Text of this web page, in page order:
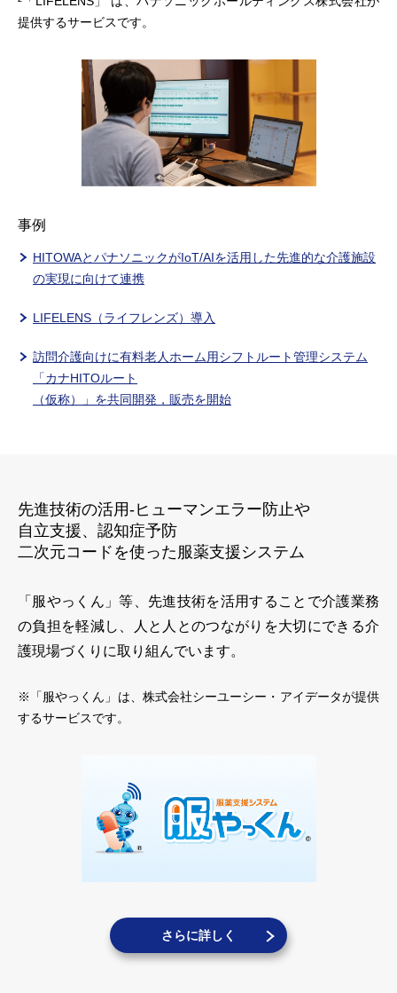
提供するサービスです。
事例
HITOWAとパナソニックがIoT/AIを活用した先進的な介護施設
の実現に向けて連携
LIFELENS（ライフレンズ）導入
訪問介護向けに有料老人ホーム用シフトルート管理システム
「カナHITOルート
（仮称）」を共同開発，販売を開始
先進技術の活用-ヒューマンエラー防止や
自立支援、認知症予防
二次元コードを使った服薬支援システム
「服やっくん」等、先進技術を活用することで介護業務
の負担を軽減し、人と人とのつながりを大切にできる介
護現場づくりに取り組んでいます。
※「服やっくん」は、株式会社シーユーシー・アイデータが提供
するサービスです。
さらに詳しく